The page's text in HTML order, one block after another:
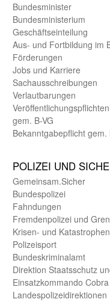
Bundes­minister
Bundes­ministerium
Geschäfts­einteilung
Aus- und Fortbildung im
Förderungen
Jobs und Karriere
Sachaus­schreibungen
Verlautbarungen
Veröffentlichungspflichten
gem. B-VG
Bekanntgabepflicht gem.
POLIZEI UND
Gemein­sam.Sicher
Bundes­polizei
Fahndungen
Fremdenpolizei und
Krisen- und
Polizeisport
Bundes­kriminal­amt
Direktion Staats­schutz
Einsatz­kommando
Landes­polizei­direk­tionen